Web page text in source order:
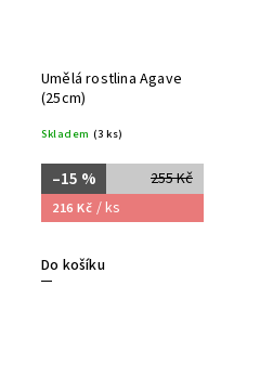
Umělá rostlina Agave
(25cm)
Skladem (3 ks)
255 Kč
–15 %
216 Kč / ks
Do košíku